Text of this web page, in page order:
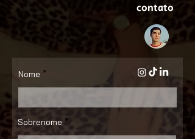
Nome
Sobrenome
contato